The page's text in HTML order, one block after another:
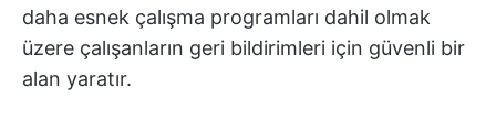
daha esnek çalışma programları dahil olmak
üzere çalışanların geri bildirimleri için güvenli bir
alan yaratır.